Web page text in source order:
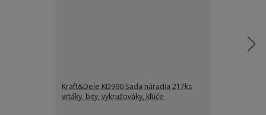
Kraft&Dele KD990 Sada náradia 217ks
vrtáky, bity, vykružováky, kľúče